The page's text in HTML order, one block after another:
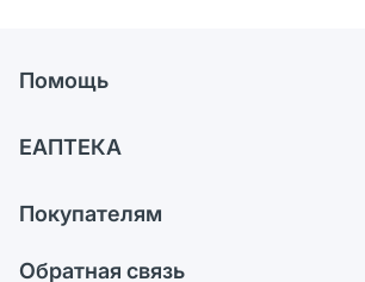
Помощь
Самовывоз из аптек
Ответы на вопросы
ЕАПТЕКА
Карьера
Поставщики
Покупателям
Обратная связь